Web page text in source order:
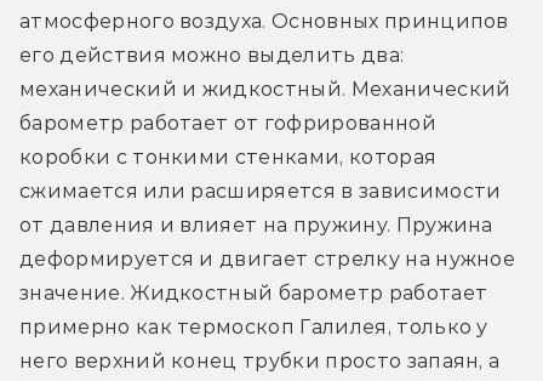
атмосферного воздуха. Основных принципов
его действия можно выделить два:
механический и жидкостный. Механический
барометр работает от гофрированной
коробки с тонкими стенками, которая
сжимается или расширяется в зависимости
от давления и влияет на пружину. Пружина
деформируется и двигает стрелку на нужное
значение. Жидкостный барометр работает
примерно как термоскоп Галилея, только у
него верхний конец трубки просто запаян, а